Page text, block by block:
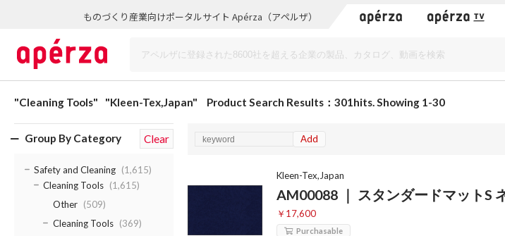
ものづくり産業向けポータルサイト Apérza（アペルザ）
"Cleaning Tools" "Kleen-Tex,Japan" Product Search Results：301hits. Showing 1-30
Add
Kleen-Tex,Japan
AM00088 ｜ スタンダードマットS
￥17,600
Purchasable
Group By Category Clear
Safety and Cleaning (1,615)
Cleaning Tools (1,615)
Other (509)
Cleaning Tools (369)